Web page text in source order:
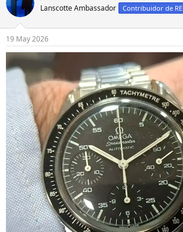
a
d
o
r
d
e
l
o
e
i
c
o
Lanscotte Ambassador Contribuidor de RE
19 May 2026